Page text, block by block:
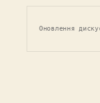
Оновлення